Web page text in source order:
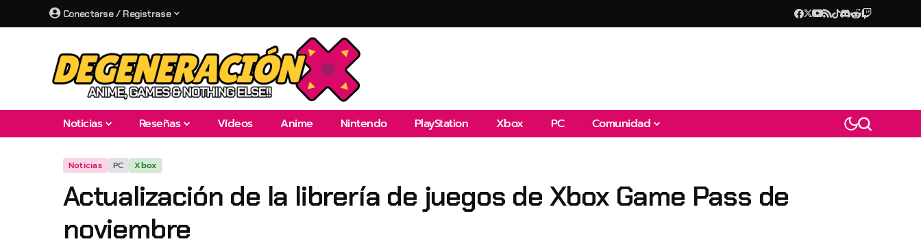
Conectarse / Registrase
Noticias Reseñas Vídeos Anime Nintendo PlayStation Xbox PC Comunidad
Noticias PC Xbox
Actualización de la librería de juegos de Xbox Game Pass de
noviembre